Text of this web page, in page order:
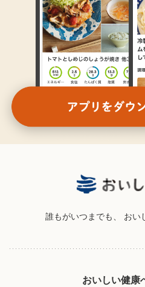
誰もがいつまでも、 おい
おいしい健康